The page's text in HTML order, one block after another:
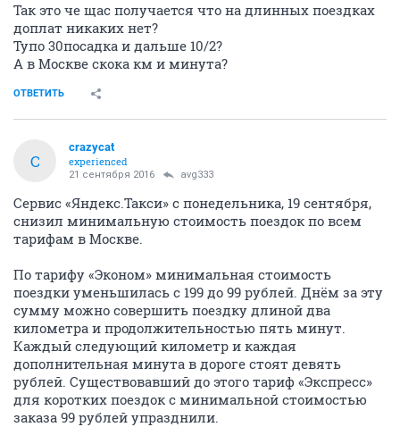
Так это че щас получается что на длинных поездках
доплат никаких нет?
Тупо 30посадка и дальше 10/2?
А в Москве скока км и минута?
ОТВЕТИТЬ
C
crazycat
experienced
21 сентября 2016 avg333
Сервис «Яндекс.Такси» с понедельника, 19 сентября,
снизил минимальную стоимость поездок по всем
тарифам в Москве.
По тарифу «Эконом» минимальная стоимость
поездки уменьшилась с 199 до 99 рублей. Днём за эту
сумму можно совершить поездку длиной два
километра и продолжительностью пять минут.
Каждый следующий километр и каждая
дополнительная минута в дороге стоят девять
рублей. Существовавший до этого тариф «Экспресс»
для коротких поездок с минимальной стоимостью
заказа 99 рублей упразднили.